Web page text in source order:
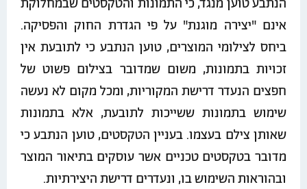
הנתבע טוען מנגד, כי התמונות והטקסטים שבמחלוקת
אינם "יצירה מוגנת" על פי הגדרת החוק והפסיקה.
ביחס לצילומי המוצרים, טוען הנתבע כי לתובעת אין
זכויות בתמונות, משום שמדובר בצילום פשוט של
חפצים הנעדר דרישת המקוריות, ומכל מקום לא נעשה
שימוש בתמונות ששייכות לתובעת, אלא בתמונות
שאותן צילם בעצמו. בעניין הטקסטים, טוען הנתבע כי
מדובר בטקסטים טכניים אשר עוסקים בתיאור המוצר
ובהוראות השימוש בו, ונעדרים דרישת היצירתיות.